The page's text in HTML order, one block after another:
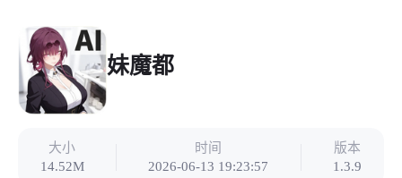
妹魔都
大小
14.52M
时间
2026-06-13 19:23:57
版本
1.3.9